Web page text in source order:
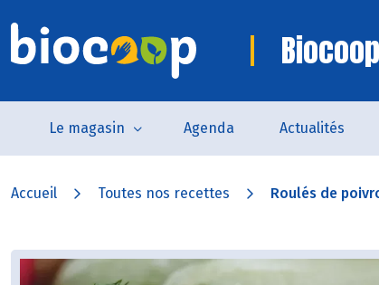
Le magasin Agenda Actualités
Accueil Toutes nos recettes Roulés de